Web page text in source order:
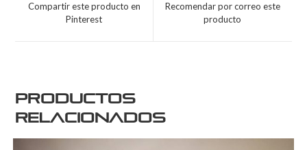
Compartir este producto en
Pinterest
Recomendar por correo este
producto
Productos
relacionados